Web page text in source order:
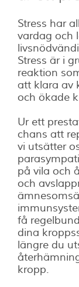
Stress har
vardag och
Stress är i
reaktion
att klara av
och ökade
Ur ett
chans att
vi utsätter
på vila och
och
få
dina
längre du
kropp.